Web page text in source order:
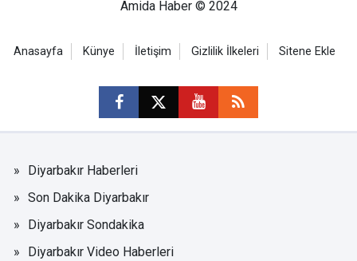
Amida Haber © 2024
Anasayfa Künye İletişim Gizlilik İlkeleri Sitene Ekle
Diyarbakır Haberleri
Son Dakika Diyarbakır
Diyarbakır Sondakika
Diyarbakır Video Haberleri